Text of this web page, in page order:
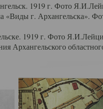
1919 г. Фото
г. Архангельска».
1919 г. Фото
Архангельского